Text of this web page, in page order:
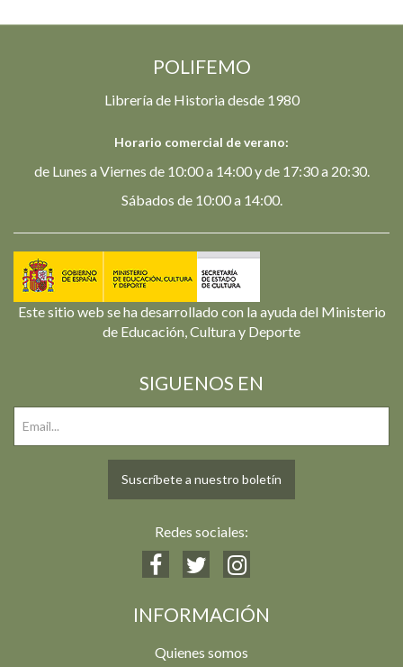
POLIFEMO
Librería de Historia desde 1980
Horario comercial de verano:
de Lunes a Viernes de 10:00 a 14:00 y de 17:30 a 20:30.
Sábados de 10:00 a 14:00.
Este sitio web se ha desarrollado con la ayuda del Ministerio
de Educación, Cultura y Deporte
SIGUENOS EN
Suscríbete a nuestro boletín
Redes sociales:
INFORMACIÓN
Quienes somos